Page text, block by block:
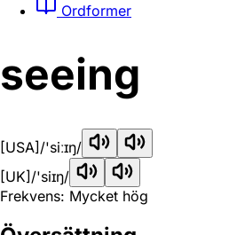
Ordformer
seeing
[USA] /'siːɪŋ/
[UK] /'siɪŋ/
Frekvens: Mycket hög